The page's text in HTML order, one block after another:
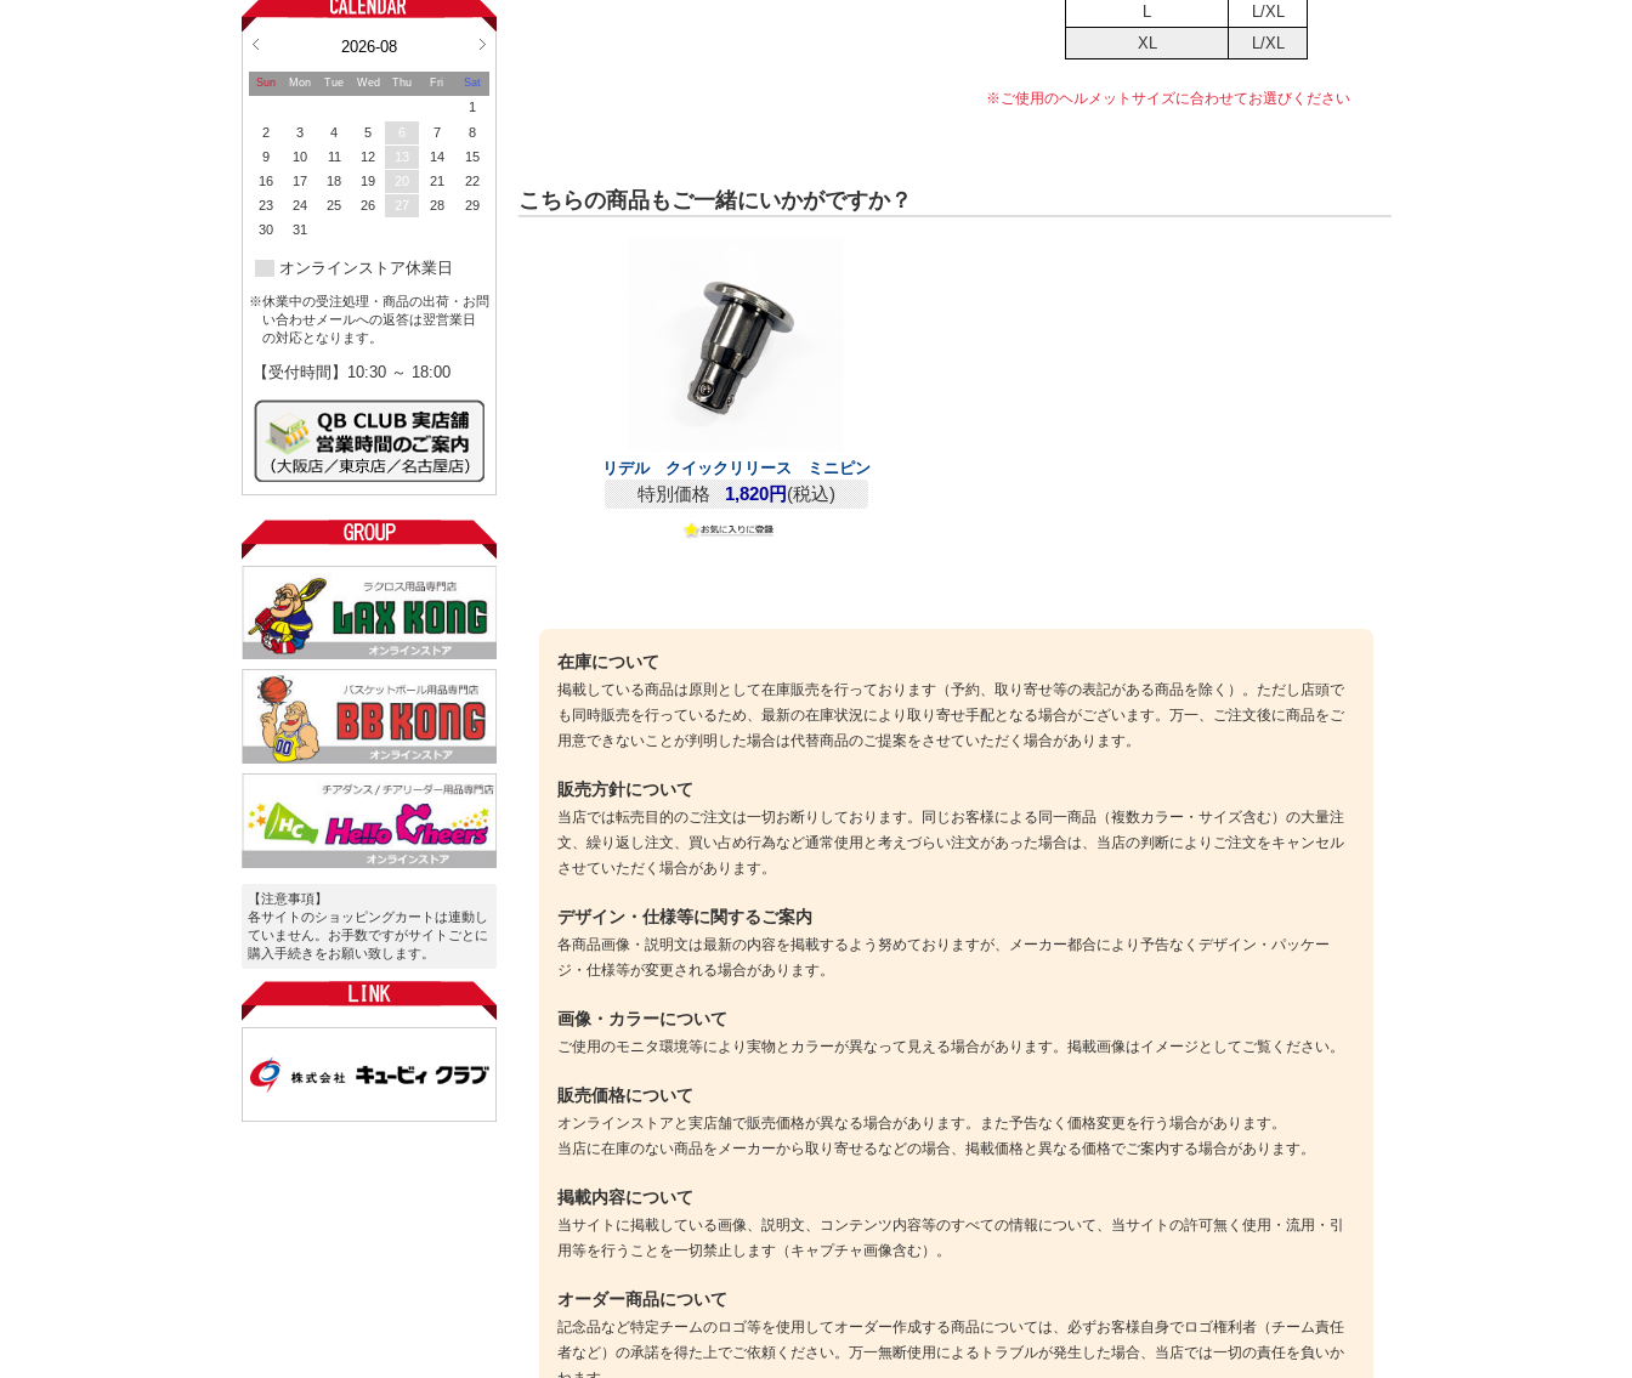
2026-08
Sun Mon Tue Wed Thu Fri Sat
1
2
3 4 5 6 7
8
9
10 11 12 13 14
15
16
17 18 19 20 21
22
23
24 25 26 27 28
29
30
31
オンラインストア休業日
※休業中の受注処理・商品の出荷・お問
い合わせメールへの返答は翌営業日
の対応となります。
【受付時間】10:30 ～ 18:00
【注意事項】
各サイトのショッピングカートは連動し
ていません。お手数ですがサイトごとに
購入手続きをお願い致します。
L
L/XL
XL
L/XL
※ご使用のヘルメットサイズに合わせてお選びください
こちらの商品もご一緒にいかがですか？
リデル クイックリリース ミニピン
特別価格 1,820円(税込)
在庫について
掲載している商品は原則として在庫販売を行っております（予約、取り寄せ等の表記がある商品を除く）。ただし店頭で
も同時販売を行っているため、最新の在庫状況により取り寄せ手配となる場合がございます。万一、ご注文後に商品をご
用意できないことが判明した場合は代替商品のご提案をさせていただく場合があります。
販売方針について
当店では転売目的のご注文は一切お断りしております。同じお客様による同一商品（複数カラー・サイズ含む）の大量注
文、繰り返し注文、買い占め行為など通常使用と考えづらい注文があった場合は、当店の判断によりご注文をキャンセル
させていただく場合があります。
デザイン・仕様等に関するご案内
各商品画像・説明文は最新の内容を掲載するよう努めておりますが、メーカー都合により予告なくデザイン・パッケー
ジ・仕様等が変更される場合があります。
画像・カラーについて
ご使用のモニタ環境等により実物とカラーが異なって見える場合があります。掲載画像はイメージとしてご覧ください。
販売価格について
オンラインストアと実店舗で販売価格が異なる場合があります。また予告なく価格変更を行う場合があります。
当店に在庫のない商品をメーカーから取り寄せるなどの場合、掲載価格と異なる価格でご案内する場合があります。
掲載内容について
当サイトに掲載している画像、説明文、コンテンツ内容等のすべての情報について、当サイトの許可無く使用・流用・引
用等を行うことを一切禁止します（キャプチャ画像含む）。
オーダー商品について
記念品など特定チームのロゴ等を使用してオーダー作成する商品については、必ずお客様自身でロゴ権利者（チーム責任
者など）の承諾を得た上でご依頼ください。万一無断使用によるトラブルが発生した場合、当店では一切の責任を負いか